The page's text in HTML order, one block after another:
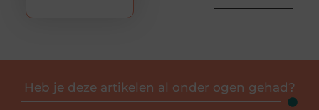
Heb je deze artikelen al onder ogen gehad?